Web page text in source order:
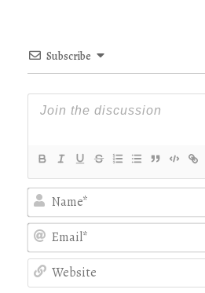
Subscribe